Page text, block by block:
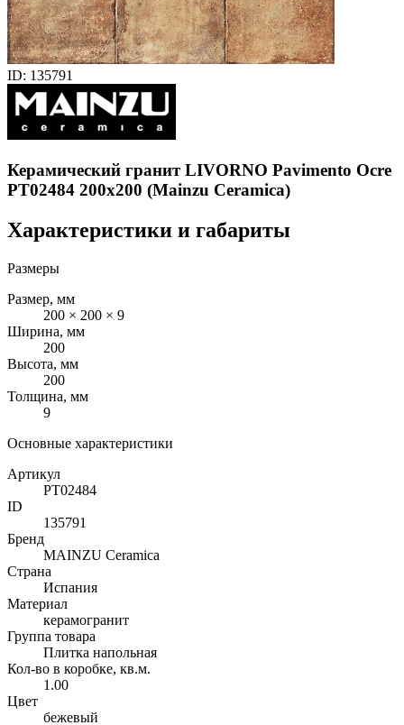
ID: 135791
Керамический гранит LIVORNO Pavimento Ocre
PT02484 200x200 (Mainzu Ceramica)
Характеристики и габариты
Размеры
Размер, мм
200 × 200 × 9
Ширина, мм
200
Высота, мм
200
Толщина, мм
9
Основные характеристики
Артикул
PT02484
ID
135791
Бренд
MAINZU Ceramica
Страна
Испания
Материал
керамогранит
Группа товара
Плитка напольная
Кол-во в коробке, кв.м.
1.00
Цвет
бежевый